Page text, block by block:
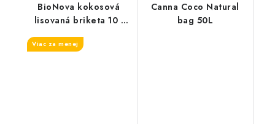
BioNova kokosová
lisovaná briketa 10 l
(Coco Brick)
Viac za menej
Canna Coco Natural
bag 50L